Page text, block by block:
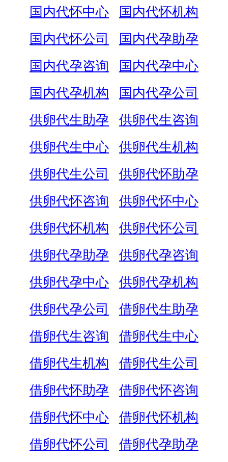
国内代怀中心
国内代怀机构
国内代怀公司
国内代孕助孕
国内代孕咨询
国内代孕中心
国内代孕机构
国内代孕公司
供卵代生助孕
供卵代生咨询
供卵代生中心
供卵代生机构
供卵代生公司
供卵代怀助孕
供卵代怀咨询
供卵代怀中心
供卵代怀机构
供卵代怀公司
供卵代孕助孕
供卵代孕咨询
供卵代孕中心
供卵代孕机构
供卵代孕公司
借卵代生助孕
借卵代生咨询
借卵代生中心
借卵代生机构
借卵代生公司
借卵代怀助孕
借卵代怀咨询
借卵代怀中心
借卵代怀机构
借卵代怀公司
借卵代孕助孕